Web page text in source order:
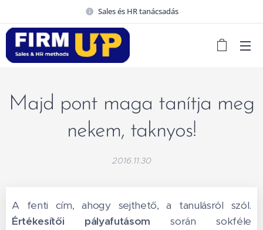
Sales és HR tanácsadás
Majd pont maga tanítja meg
nekem, taknyos!
2016.11.30
A fenti cím, ahogy sejthető, a tanulásról szól.
Értékesítői pályafutásom során sokféle